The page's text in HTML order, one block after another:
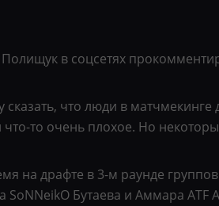
в соцсетях
что люди в
то очень плохое. Но
на драфте в 3-м раунде
Бутаева и Аммара ATF